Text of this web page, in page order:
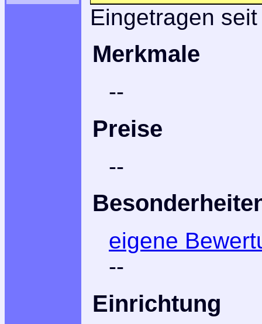
Eingetragen
Merkmale
--
Preise
--
eigene
--
Einrichtung